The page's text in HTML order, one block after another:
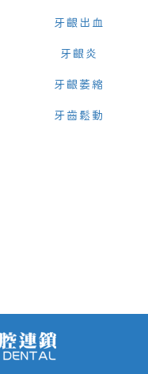
牙齦出血
牙齦炎
牙齦萎縮
牙齒鬆動